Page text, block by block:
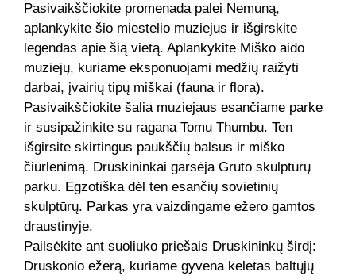
Pasivaikščiokite promenada palei Nemuną,
aplankykite šio miestelio muziejus ir išgirskite
legendas apie šią vietą. Aplankykite Miško aido
muziejų, kuriame eksponuojami medžių raižyti
darbai, įvairių tipų miškai (fauna ir flora).
Pasivaikščiokite šalia muziejaus esančiame parke
ir susipažinkite su ragana Tomu Thumbu. Ten
išgirsite skirtingus paukščių balsus ir miško
čiurlenimą. Druskininkai garsėja Grūto skulptūrų
parku. Egzotiška dėl ten esančių sovietinių
skulptūrų. Parkas yra vaizdingame ežero gamtos
draustinyje.
Pailsėkite ant suoliuko priešais Druskininkų širdį:
Druskonio ežerą, kuriame gyvena keletas baltųjų